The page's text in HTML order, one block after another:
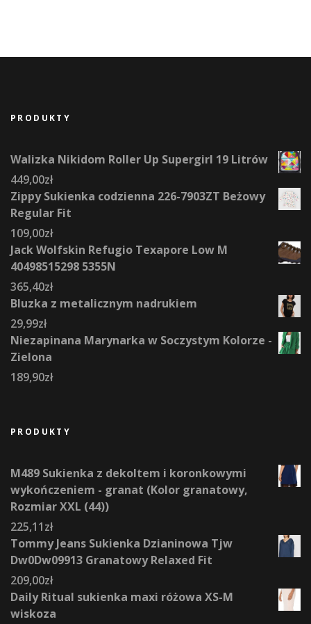
PRODUKTY
Walizka Nikidom Roller Up Supergirl 19 Litrów
449,00zł
Zippy Sukienka codzienna 226-7903ZT Beżowy
Regular Fit
109,00zł
Jack Wolfskin Refugio Texapore Low M
40498515298 5355N
365,40zł
Bluzka z metalicznym nadrukiem
29,99zł
Niezapinana Marynarka w Soczystym Kolorze -
Zielona
189,90zł
PRODUKTY
M489 Sukienka z dekoltem i koronkowymi
wykończeniem - granat (Kolor granatowy,
Rozmiar XXL (44))
225,11zł
Tommy Jeans Sukienka Dzianinowa Tjw
Dw0Dw09913 Granatowy Relaxed Fit
209,00zł
Daily Ritual sukienka maxi różowa XS-M
wiskoza